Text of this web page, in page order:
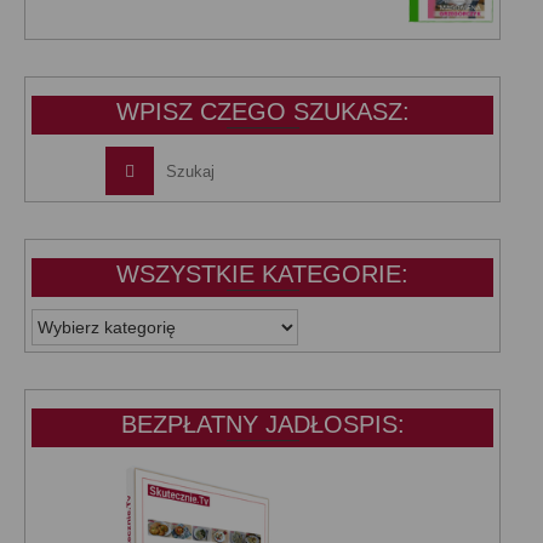
wynosiła:wynosi:
WPISZ CZEGO SZUKASZ:
WSZYSTKIE KATEGORIE:
WSZYSTKIE
KATEGORIE:
BEZPŁATNY JADŁOSPIS: